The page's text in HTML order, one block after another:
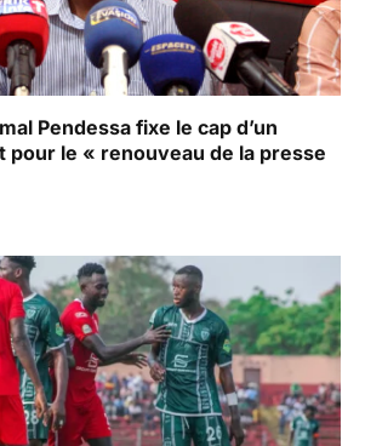
Pendessa fixe le cap d’un
pour le « renouveau de la presse